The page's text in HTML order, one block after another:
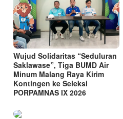
Wujud Solidaritas “Seduluran
Saklawase”, Tiga BUMD Air
Minum Malang Raya Kirim
Kontingen ke Seleksi
PORPAMNAS IX 2026